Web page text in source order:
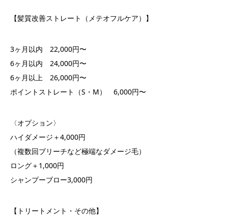
【髪質改善ストレート（メテオフルケア）】
3ヶ月以内 22,000円〜
6ヶ月以内 24,000円〜
6ヶ月以上 26,000円〜
ポイントストレート（S・M） 6,000円〜
〈オプション〉
ハイダメージ＋4,000円
（複数回ブリーチなど極端なダメージ毛）
ロング＋1,000円
シャンプーブロー3,000円
【トリートメント・その他】